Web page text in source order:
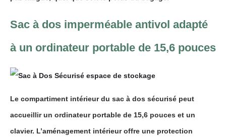
Sac à dos imperméable antivol adapté
à un ordinateur portable de 15,6 pouces
Le compartiment intérieur du sac à dos sécurisé peut
accueillir un ordinateur portable de 15,6 pouces et un
clavier. L’aménagement intérieur offre une protection